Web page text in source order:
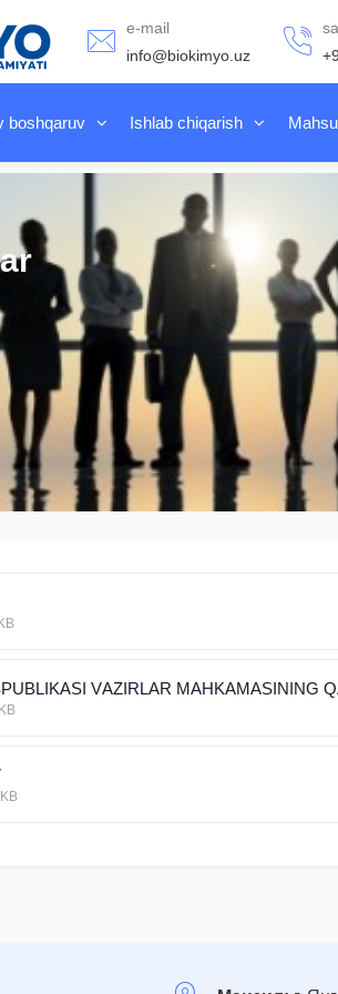
e-mail
info@biokimyo.uz
boshqaruv Ishlab chiqarish
VАZIRLАR MАHKАMАSINING